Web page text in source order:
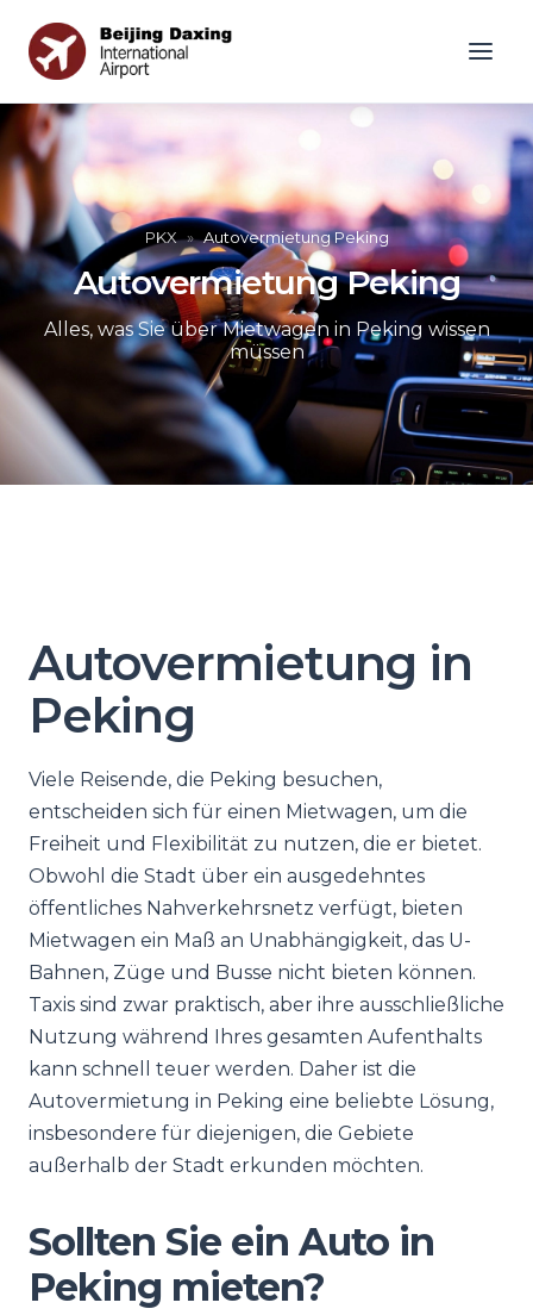
PKX » Autovermietung Peking
Autovermietung Peking
Alles, was Sie über Mietwagen in Peking wissen
müssen
Autovermietung in
Peking
Viele Reisende, die Peking besuchen,
entscheiden sich für einen Mietwagen, um die
Freiheit und Flexibilität zu nutzen, die er bietet.
Obwohl die Stadt über ein ausgedehntes
öffentliches Nahverkehrsnetz verfügt, bieten
Mietwagen ein Maß an Unabhängigkeit, das U-
Bahnen, Züge und Busse nicht bieten können.
Taxis sind zwar praktisch, aber ihre ausschließliche
Nutzung während Ihres gesamten Aufenthalts
kann schnell teuer werden. Daher ist die
Autovermietung in Peking eine beliebte Lösung,
insbesondere für diejenigen, die Gebiete
außerhalb der Stadt erkunden möchten.
Sollten Sie ein Auto in
Peking mieten?